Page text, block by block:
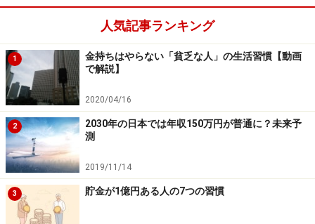
です。
失敗そのものではなく対策にフォーカスす
る
もちろん、失敗を受け入れるのには勇気がいることもあ
るでしょう。ときには無能感にさいなまれ、恥ずかしさ
に赤面し、あるいは怒りや無念の感情に支配され、記憶
に蓋をしたくなることもあるかもしれません。
そういう場合は、「失敗した」という事象や事実を思い
出してクヨクヨするのではなく、失敗の原因となった自
人気記事ランキング
1
金持ちはやらない「貧乏な人」の生活習慣【動画
で解説】
2020/04/16
2
2030年の日本では年収150万円が普通に？未来予
測
2019/11/14
3 貯金が1億円ある人の7つの習慣